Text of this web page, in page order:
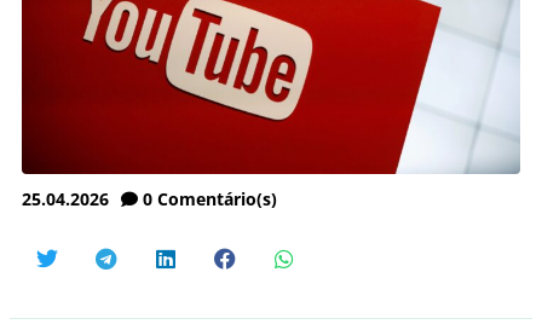
25.04.2026 0 Comentário(s)